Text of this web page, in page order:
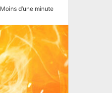
Moins d’une minute